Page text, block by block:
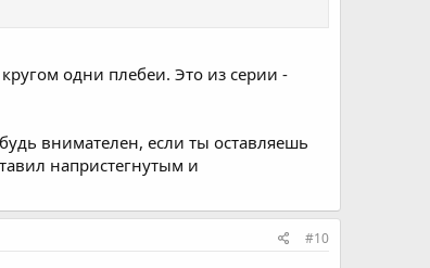
одни плебеи. Это из серии -
внимателен, если ты оставляешь
напристегнутым и
#10